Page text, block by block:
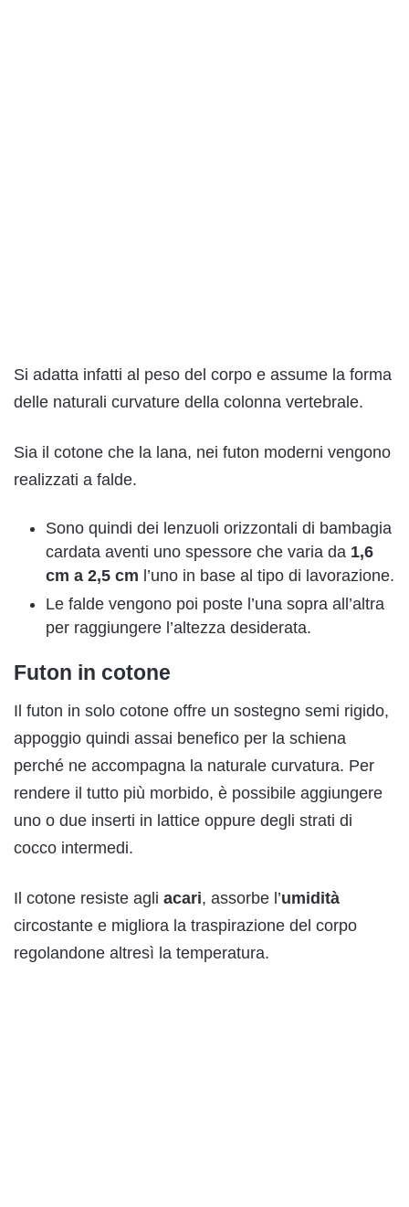
Si adatta infatti al peso del corpo e assume la forma
delle naturali curvature della colonna vertebrale.
Sia il cotone che la lana, nei futon moderni vengono
realizzati a falde.
Sono quindi dei lenzuoli orizzontali di bambagia
cardata aventi uno spessore che varia da 1,6
cm a 2,5 cm l’uno in base al tipo di lavorazione.
Le falde vengono poi poste l’una sopra all’altra
per raggiungere l’altezza desiderata.
Futon in cotone
Il futon in solo cotone offre un sostegno semi rigido,
appoggio quindi assai benefico per la schiena
perché ne accompagna la naturale curvatura. Per
rendere il tutto più morbido, è possibile aggiungere
uno o due inserti in lattice oppure degli strati di
cocco intermedi.
Il cotone resiste agli acari, assorbe l’umidità
circostante e migliora la traspirazione del corpo
regolandone altresì la temperatura.